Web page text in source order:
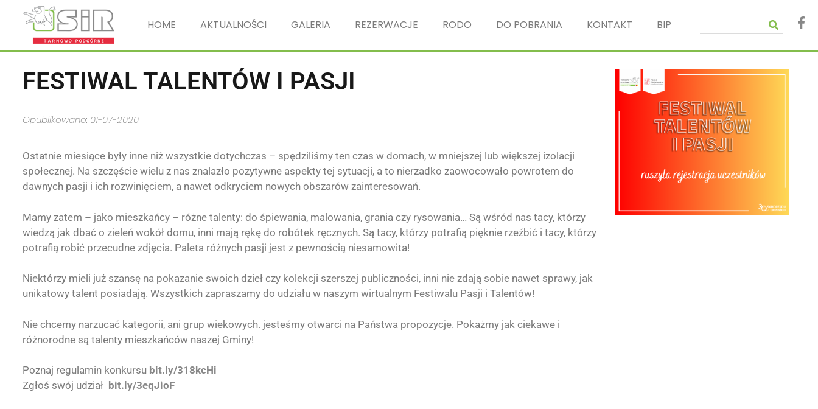
HOME AKTUALNOŚCI GALERIA REZERWACJE RODO DO POBRANIA KONTAKT BIP
FESTIWAL TALENTÓW I PASJI
Opublikowano: 01-07-2020
Ostatnie miesiące były inne niż wszystkie dotychczas – spędziliśmy ten czas w domach, w mniejszej lub większej izolacji
społecznej. Na szczęście wielu z nas znalazło pozytywne aspekty tej sytuacji, a to nierzadko zaowocowało powrotem do
dawnych pasji i ich rozwinięciem, a nawet odkryciem nowych obszarów zainteresowań.
Mamy zatem – jako mieszkańcy – różne talenty: do śpiewania, malowania, grania czy rysowania… Są wśród nas tacy, którzy
wiedzą jak dbać o zieleń wokół domu, inni mają rękę do robótek ręcznych. Są tacy, którzy potrafią pięknie rzeźbić i tacy, którzy
potrafią robić przecudne zdjęcia. Paleta różnych pasji jest z pewnością niesamowita!
Niektórzy mieli już szansę na pokazanie swoich dzieł czy kolekcji szerszej publiczności, inni nie zdają sobie nawet sprawy, jak
unikatowy talent posiadają. Wszystkich zapraszamy do udziału w naszym wirtualnym Festiwalu Pasji i Talentów!
Nie chcemy narzucać kategorii, ani grup wiekowych. jesteśmy otwarci na Państwa propozycje. Pokażmy jak ciekawe i
różnorodne są talenty mieszkańców naszej Gminy!
Poznaj regulamin konkursu bit.ly/318kcHi
Zgłoś swój udział bit.ly/3eqJioF